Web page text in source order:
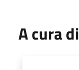
A cura di